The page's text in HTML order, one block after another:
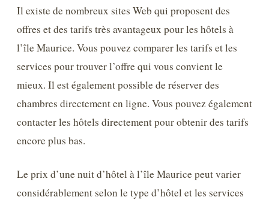
Il existe de nombreux sites Web qui proposent des
offres et des tarifs très avantageux pour les hôtels à
l’île Maurice. Vous pouvez comparer les tarifs et les
services pour trouver l’offre qui vous convient le
mieux. Il est également possible de réserver des
chambres directement en ligne. Vous pouvez également
contacter les hôtels directement pour obtenir des tarifs
encore plus bas.
Le prix d’une nuit d’hôtel à l’île Maurice peut varier
considérablement selon le type d’hôtel et les services